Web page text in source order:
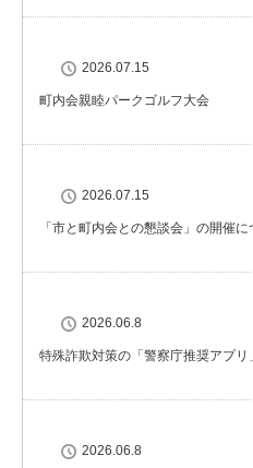
2026.07.15
町内会親睦パークゴルフ大会
2026.07.15
「市と町内会との懇談会」の開催に
2026.06.8
特殊詐欺対策の「警察庁推奨アプリ」
2026.06.8